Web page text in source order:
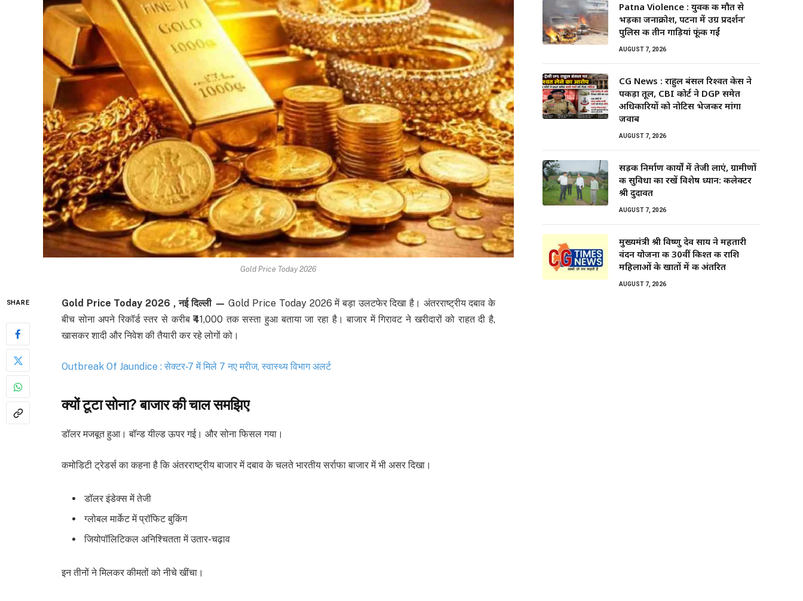
Gold Price Today 2026
SHARE Gold Price Today 2026 , नई दिल्ली — Gold Price Today 2026 में बड़ा उलटफेर दिखा है। अंतरराष्ट्रीय दबाव के
बीच सोना अपने रिकॉर्ड स्तर से करीब ₹41,000 तक सस्ता हुआ बताया जा रहा है। बाजार में गिरावट ने खरीदारों को राहत दी है,
खासकर शादी और निवेश की तैयारी कर रहे लोगों को।
Outbreak Of Jaundice : सेक्टर-7 में मिले 7 नए मरीज, स्वास्थ्य विभाग अलर्ट
क्यों टूटा सोना? बाजार की चाल समझिए
डॉलर मजबूत हुआ। बॉन्ड यील्ड ऊपर गई। और सोना फिसल गया।
कमोडिटी ट्रेडर्स का कहना है कि अंतरराष्ट्रीय बाजार में दबाव के चलते भारतीय सर्राफा बाजार में भी असर दिखा।
डॉलर इंडेक्स में तेजी
ग्लोबल मार्केट में प्रॉफिट बुकिंग
जियोपॉलिटिकल अनिश्चितता में उतार-चढ़ाव
इन तीनों ने मिलकर कीमतों को नीचे खींचा।
Patna Violence : युवक की मौत से
भड़का जनाक्रोश, पटना में उग्र प्रदर्शन’
पुलिस की तीन गाड़ियां फूंकी गईं
AUGUST 7, 2026
CG News : राहुल बंसल रिश्वत केस ने
पकड़ा तूल, CBI कोर्ट ने DGP समेत
अधिकारियों को नोटिस भेजकर मांगा
जवाब
AUGUST 7, 2026
सड़क निर्माण कार्यों में तेजी लाएं, ग्रामीणों
की सुविधा का रखें विशेष ध्यान: कलेक्टर
श्री दुदावत
AUGUST 7, 2026
मुख्यमंत्री श्री विष्णु देव साय ने महतारी
वंदन योजना की 30वीं किश्त की राशि
महिलाओं के खातों में की अंतरित
AUGUST 7, 2026